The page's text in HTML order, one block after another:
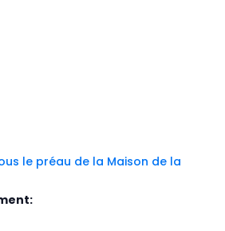
le préau de la Maison de la